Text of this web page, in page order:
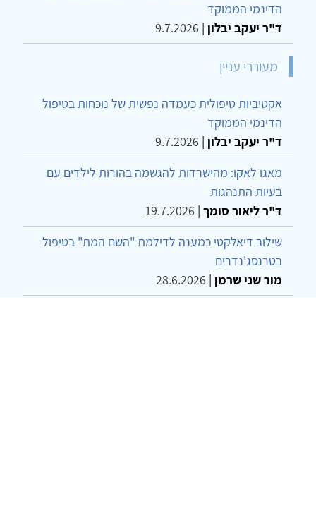
הדינמי הממוקד
ד"ר יעקב יבלון |
9.7.2026
מעוררי עניין
אקטיביות טיפולית כעמדה נפשית של נוכחות בטיפול
הדינמי הממוקד
ד"ר יעקב יבלון |
9.7.2026
מאגו לאקו: מהישרדות להגשמה בהורות לילדים עם
בעיות התנהגות
ד"ר ליאור סומך |
19.7.2026
שילוב דיאלקטי כמענה לדילמת "השם המת" בטיפול
בטרנסג'נדרים
מור שני שרמן |
28.6.2026